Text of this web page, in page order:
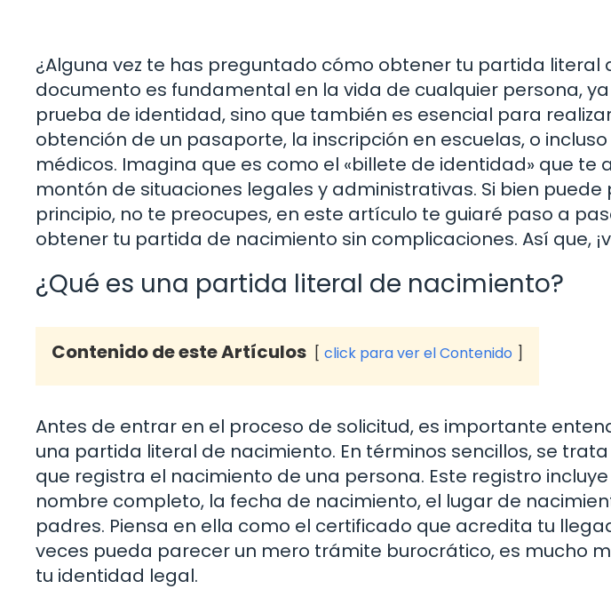
¿Alguna vez te has preguntado cómo obtener tu partida literal
documento es fundamental en la vida de cualquier persona,
prueba de identidad, sino que también es esencial para
obtención de un pasaporte, la inscripción en escuelas, o
médicos. Imagina que es como el «billete de identidad» que te
montón de situaciones legales y administrativas. Si bien
principio, no te preocupes, en este artículo te guiaré paso a
obtener tu partida de nacimiento sin complicaciones. Así que,
¿Qué es una partida literal de nacimiento?
Contenido de este Artículos click para ver el Contenido
Antes de entrar en el proceso de solicitud, es importante
una partida literal de nacimiento. En términos sencillos, se
que registra el nacimiento de una persona. Este registro
nombre completo, la fecha de nacimiento, el lugar de
padres. Piensa en ella como el certificado que acredita tu
veces pueda parecer un mero trámite burocrático, es mucho
tu identidad legal.